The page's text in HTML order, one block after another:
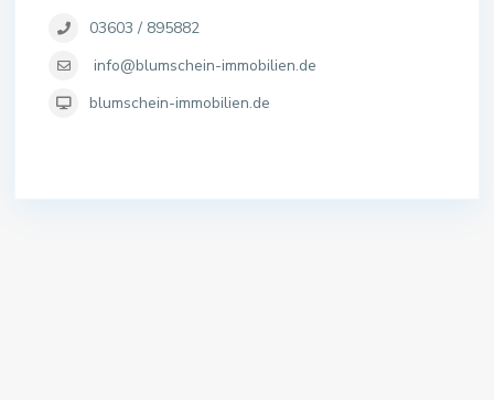
03603 / 895882
info@blumschein-immobilien.de
blumschein-immobilien.de